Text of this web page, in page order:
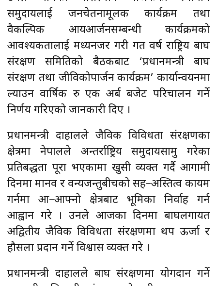
समुदायलाई जनचेतनामूलक कार्यक्रम तथा
वैकल्पिक आयआर्जनसम्बन्धी कार्यक्रमको
आवश्यकतालाई मध्यनजर गरी गत वर्ष राष्ट्रिय बाघ
संरक्षण समितिको बैठकबाट ‘प्रधानमन्त्री बाघ
संरक्षण तथा जीविकोपार्जन कार्यक्रम’ कार्यान्वयनमा
ल्याउन वार्षिक रु एक अर्ब बजेट परिचालन गर्ने
निर्णय गरिएको जानकारी दिए ।
प्रधानमन्त्री दाहालले जैविक विविधता संरक्षणका
क्षेत्रमा नेपालले अन्तर्राष्ट्रिय समुदायसामु गरेका
प्रतिबद्धता पूरा भएकामा खुसी व्यक्त गर्दै आगामी
दिनमा मानव र वन्यजन्तुबीचको सह–अस्तित्व कायम
गर्नमा आ–आफ्नो क्षेत्रबाट भूमिका निर्वाह गर्न
आह्वान गरे । उनले आजका दिनमा बाघलगायत
अद्वितीय जैविक विविधता संरक्षणमा थप ऊर्जा र
हौसला प्रदान गर्ने विश्वास व्यक्त गरे ।
प्रधानमन्त्री दाहालले बाघ संरक्षणमा योगदान गर्ने